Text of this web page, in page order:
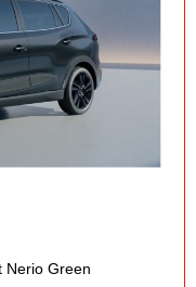
Nerio Green